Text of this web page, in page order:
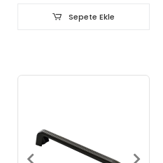
Sepete Ekle